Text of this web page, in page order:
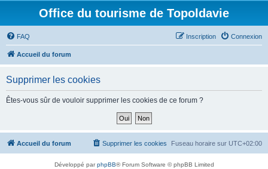
Office du tourisme de Topoldavie
FAQ Connexion
Inscription
Accueil du forum
Supprimer les cookies
Êtes-vous sûr de vouloir supprimer les cookies de ce forum ?
Accueil du forum Fuseau horaire sur UTC+02:00
Supprimer les cookies
Développé parphpBB® Forum Software © phpBB Limited